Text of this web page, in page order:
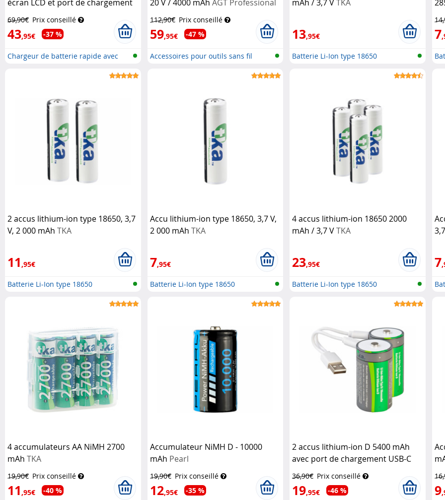
écran LCD et port de chargement
69,90€ Prix conseillé
43,95€ -37 %
Chargeur de batterie rapide avec
20 V / 4000 mAh AGT Professional
112,90€ Prix conseillé
59,95€ -47 %
Accessoires pour outils sans fil
mAh / 3,7 VTKA
13,95€
Batterie Li-Ion type 18650
7
2 accus lithium-ion type 18650, 3,7
V, 2 000 mAh TKA
11,95€
Batterie Li-Ion type 18650
Accu lithium-ion type 18650, 3,7 V,
2 000 mAh TKA
7,95€
Batterie Li-Ion type 18650
4 accus lithium-ion 18650 2000
mAh / 3,7 VTKA
23,95€
Batterie Li-Ion type 18650
7
4 accumulateurs AA NiMH 2700
mAh TKA
19,90€ Prix conseillé
11,95€ -40 %
Accumulateur NiMH D - 10000
mAh Pearl
19,90€ Prix conseillé
12,95€ -35 %
2 accus lithium-ion D 5400 mAh
avec port de chargement USB-C
36,90€ Prix conseillé
19,95€ -46 % 9